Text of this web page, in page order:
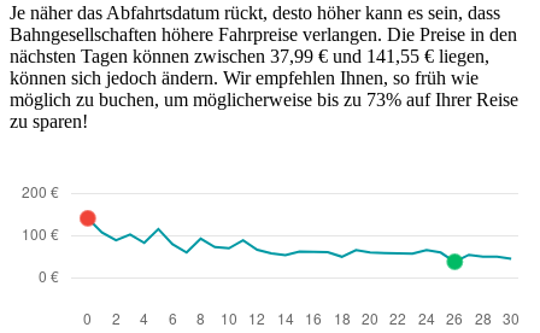
Munich
Je näher das Abfahrtsdatum rückt, desto höher kann es sein, dass
Bahngesellschaften höhere Fahrpreise verlangen. Die Preise in den
nächsten Tagen können zwischen 37,99 € und 141,55 € liegen,
können sich jedoch ändern. Wir empfehlen Ihnen, so früh wie
möglich zu buchen, um möglicherweise bis zu 73% auf Ihrer Reise
zu sparen!